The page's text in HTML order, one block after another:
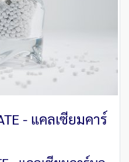
- แคลเซียมคาร์